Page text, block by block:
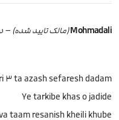
Mohmadali(مالک تایید شده) –
3 ta azash sefaresh dadam .
Ye tarkibe khas o jadide
taam resanish kheili khube